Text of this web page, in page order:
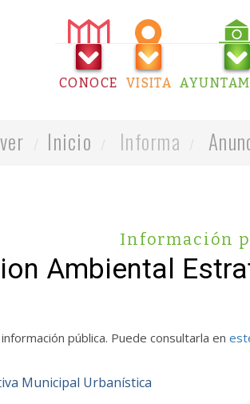
CONOCE VISITA
Inicio Informa
Información
Ambiental
pública. Puede consultarla en
Municipal Urbanística